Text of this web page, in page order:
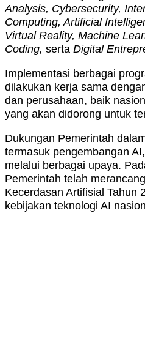
Analysis, Cybersecurity,
Computing, Artificial
Virtual Reality, Machine
Coding, serta Digital
Implementasi berbagai
dilakukan kerja sama
dan perusahaan, baik
yang akan didorong untuk
Dukungan Pemerintah
termasuk pengembangan
melalui berbagai upaya.
Pemerintah telah
Kecerdasan Artifisial Tahun
kebijakan teknologi AI